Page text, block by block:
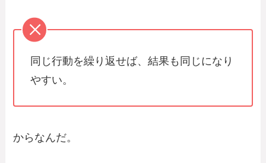
同じ行動を繰り返せば、結果も同じになり
やすい。
からなんだ。